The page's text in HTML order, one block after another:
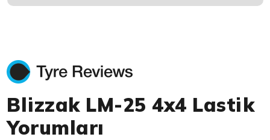
Blizzak LM-25 4x4 Lastik
Yorumları